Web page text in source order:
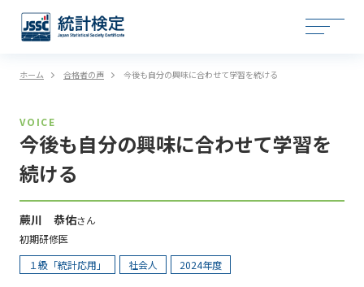
ホーム 合格者の声 今後も自分の興味に合わせて学習を続ける
VOICE
今後も自分の興味に合わせて学習を
続ける
蕨川 恭佑さん
初期研修医
１級「統計応用」
社会人 2024年度